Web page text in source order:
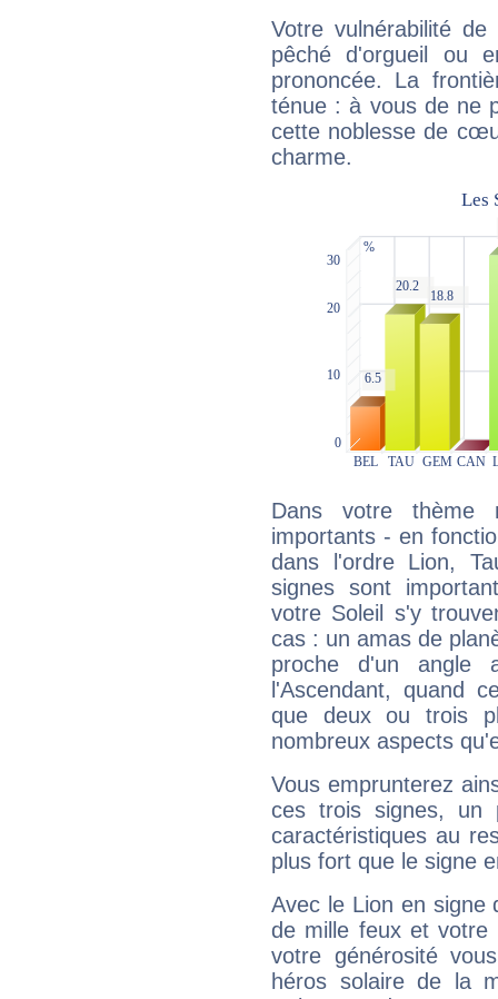
Votre vulnérabilité
pêché d'orgueil ou
prononcée. La
ténue : à vous de ne
cette noblesse de
charme.
Dans votre thème
importants - en
dans l'ordre Lion,
signes sont
votre Soleil s'y
cas : un amas de
proche d'un
l'Ascendant, quand
que deux ou trois
nombreux aspects
Vous emprunterez
ces trois signes, un
caractéristiques au
plus fort que le signe
Avec le Lion en signe
de mille feux et votre
votre générosité
héros solaire de la